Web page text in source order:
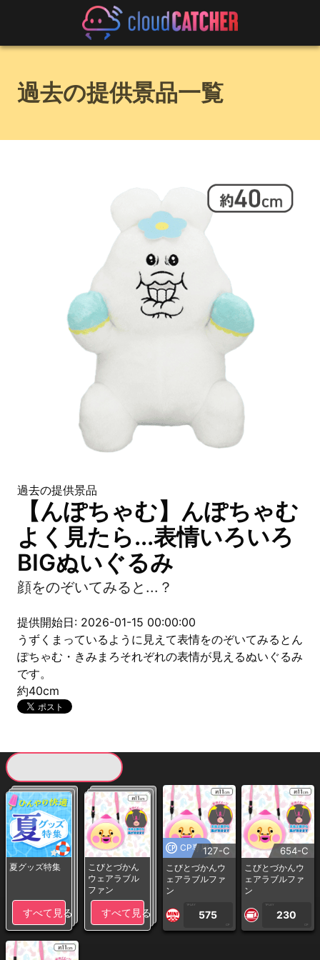
過去の提供景品一覧
過去の提供景品
【んぽちゃむ】んぽちゃむ
よく見たら...表情いろいろ
BIGぬいぐるみ
顔をのぞいてみると...？
提供開始日: 2026-01-15 00:00:00
うずくまっているように見えて表情をのぞいてみるとん
ぽちゃむ・きみまろそれぞれの表情が見えるぬいぐるみ
です。
約40cm
夏グッズ特集
すべて見る
こびとづかん
ウェアラブル
ファン
すべて見る
CP専用127-C
こびとづかんウ
ェアラブルファ
ン
1PLAY
575
CP
654-C
こびとづかんウ
ェアラブルファ
ン
1PLAY
230
CP